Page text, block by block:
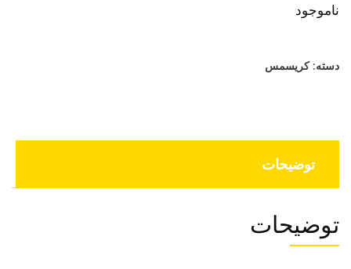
ناموجود
دسته:کریسمس
توضیحات
توضیحات